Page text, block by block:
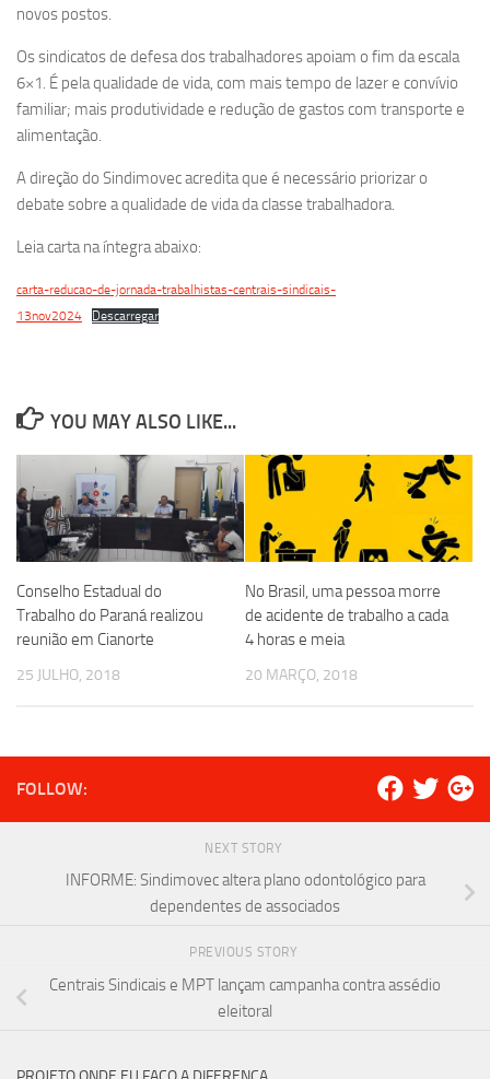
novos postos.
Os sindicatos de defesa dos trabalhadores apoiam o fim da escala
6×1. É pela qualidade de vida, com mais tempo de lazer e convívio
familiar; mais produtividade e redução de gastos com transporte e
alimentação.
A direção do Sindimovec acredita que é necessário priorizar o
debate sobre a qualidade de vida da classe trabalhadora.
Leia carta na íntegra abaixo:
carta-reducao-de-jornada-trabalhistas-centrais-sindicais-
13nov2024
Descarregar
YOU MAY ALSO LIKE...
Conselho Estadual do
Trabalho do Paraná realizou
reunião em Cianorte
25 JULHO, 2018
No Brasil, uma pessoa morre
de acidente de trabalho a cada
4 horas e meia
20 MARÇO, 2018
FOLLOW:
NEXT STORY
INFORME: Sindimovec altera plano odontológico para
dependentes de associados
PREVIOUS STORY
Centrais Sindicais e MPT lançam campanha contra assédio
eleitoral